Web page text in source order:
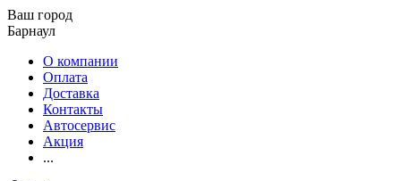
Ваш город
Барнаул
О компании
Оплата
Доставка
Контакты
Автосервис
Акция
...